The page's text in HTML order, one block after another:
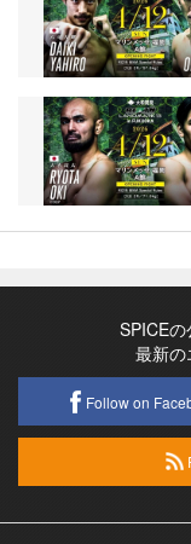
SPICE
最新の
Follow on